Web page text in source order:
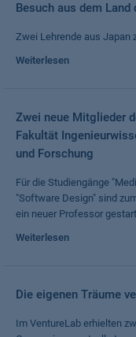
Besuch aus dem Land
Zwei Lehrende aus Japan
Weiterlesen
Zwei neue Mitglieder
Fakultät
und Forschung
Für die Studiengänge
"Software Design" sind
ein neuer Professor
Weiterlesen
Die eigenen Träume
Im VentureLab erhielten